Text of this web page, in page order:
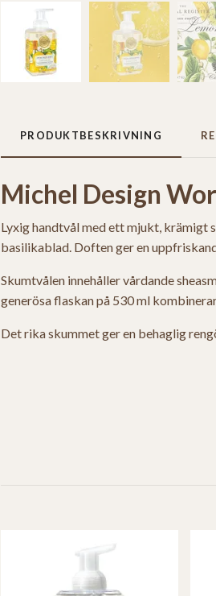
PRODUKTBESKRIVNING
Michel Design
Lyxig handtvål med ett mjukt, krämigt
basilikablad. Doften ger en
Skumtvålen innehåller vårdande
generösa flaskan på 530 ml
Det rika skummet ger en behaglig